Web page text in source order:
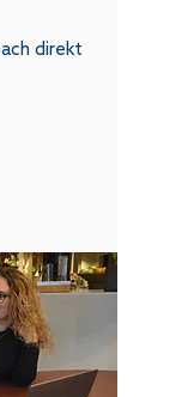
direkt